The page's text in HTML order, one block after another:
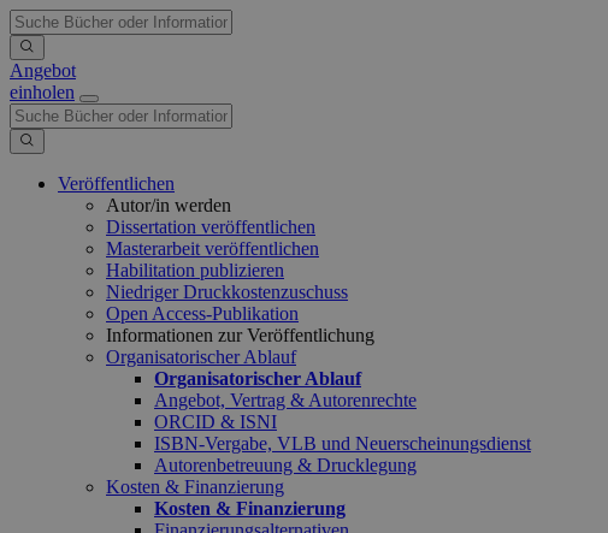
Angebot
einholen
Veröffentlichen
Autor/in werden
Dissertation veröffentlichen
Masterarbeit veröffentlichen
Habilitation publizieren
Niedriger Druckkostenzuschuss
Open Access-Publikation
Informationen zur Veröffentlichung
Organisatorischer Ablauf
Organisatorischer Ablauf
Angebot, Vertrag & Autorenrechte
ORCID & ISNI
ISBN-Vergabe, VLB und Neuerscheinungsdienst
Autorenbetreuung & Drucklegung
Kosten & Finanzierung
Kosten & Finanzierung